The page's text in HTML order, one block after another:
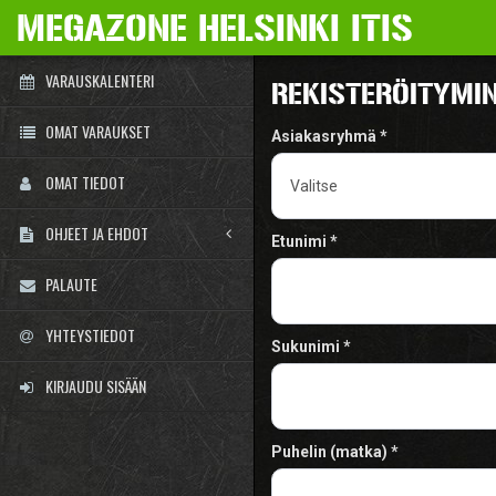
MEGAZONE HELSINKI ITIS
VARAUSKALENTERI
OMAT VARAUKSET
OMAT TIEDOT
OHJEET JA EHDOT
PALAUTE
YHTEYSTIEDOT
KIRJAUDU SISÄÄN
Asiakasryhmä
Etunimi
Sukunimi
Puhelin (matka)